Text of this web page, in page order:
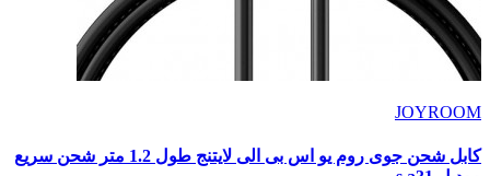
JOYROOM
كابل شحن جوى روم يو اس بى الى لايتنج طول 1.2 متر شحن سريع